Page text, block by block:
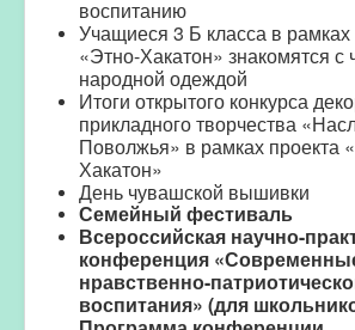
воспитанию
Учащиеся 3 Б класса в рамках
«Этно-Хакатон» знакомятся с
народной одеждой
Итоги открытого конкурса
прикладного творчества
Поволжья» в рамках проекта
Хакатон»
День чувашской вышивки
Семейный фестиваль
Всероссийская научно-
конференция
нравственно-
воспитания» (для